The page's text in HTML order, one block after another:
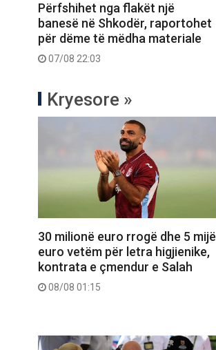
Përfshihet nga flakët një
banesë në Shkodër, raportohet
për dëme të mëdha materiale
07/08 22:03
Kryesore »
30 milionë euro rrogë dhe 5 mijë
euro vetëm për letra higjienike,
kontrata e çmendur e Salah
08/08 01:15